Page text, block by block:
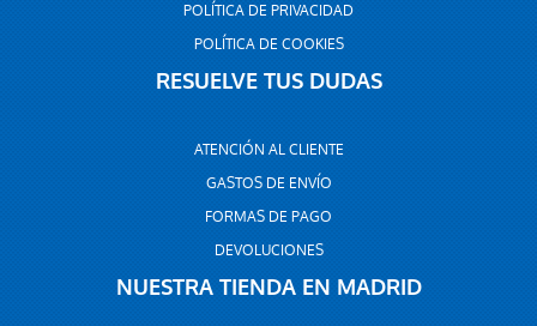
POLÍTICA DE PRIVACIDAD
POLÍTICA DE COOKIES
RESUELVE TUS DUDAS
ATENCIÓN AL CLIENTE
GASTOS DE ENVÍO
FORMAS DE PAGO
DEVOLUCIONES
NUESTRA TIENDA EN MADRID